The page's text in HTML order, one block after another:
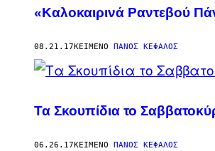
«Καλοκαιρινά Ραντεβού
08.21.17ΚΕΊΜΕΝΟ ΠΆΝΟΣ ΚΈΦΑΛΟΣ
Τα Σκουπίδια το
06.26.17ΚΕΊΜΕΝΟ ΠΆΝΟΣ ΚΈΦΑΛΟΣ